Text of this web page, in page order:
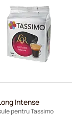
și ceai pentru
Intense
pentru Tassimo